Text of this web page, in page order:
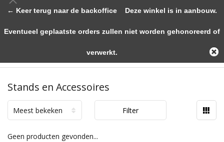
Stands en Accessoires
Meest bekeken Filter
Geen producten gevonden...
← Keer terug naar de backoffice Deze winkel is in aanbouw.
Eventueel geplaatste orders zullen niet worden gehonoreerd of
verwerkt.